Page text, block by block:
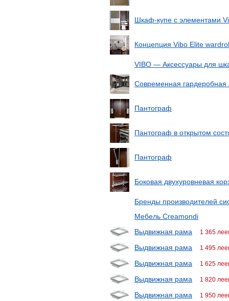
Шкаф-купе с элементами
Концепция Vibo Elite
VIBO — Аксессуары для
Современная гардеробная
Пантограф
Пантограф в открытом
Пантограф
Боковая двухуровневая
Бренды производителей
Мебель Creamondi
Выдвижная рама
1 365
Выдвижная рама 1 495
Выдвижная рама 1 625
Выдвижная рама 1 820
Выдвижная рама 1 950